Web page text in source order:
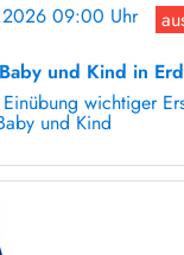
09:00 Uhr
und Kind in
wichtiger
und Kind